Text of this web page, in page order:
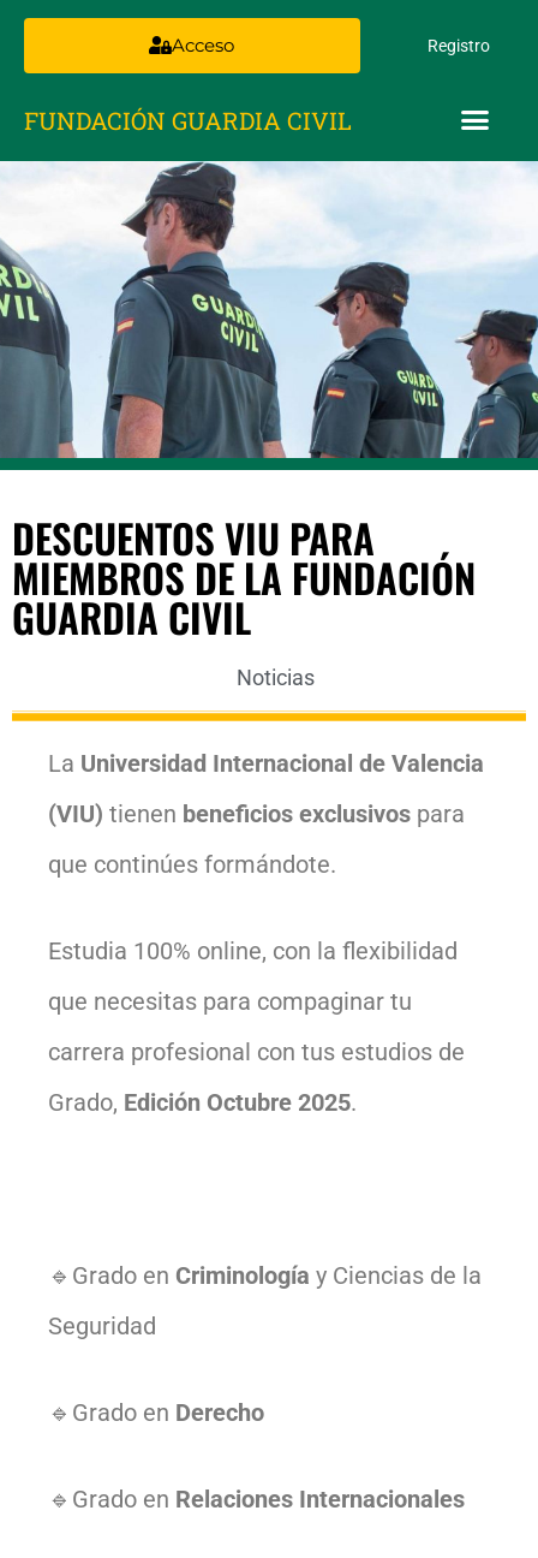
Acceso Registro
FUNDACIÓN GUARDIA CIVIL
DESCUENTOS VIU PARA
MIEMBROS DE LA FUNDACIÓN
GUARDIA CIVIL
Noticias
La Universidad Internacional de Valencia
(VIU) tienen beneficios exclusivos para
que continúes formándote.
Estudia 100% online, con la flexibilidad
que necesitas para compaginar tu
carrera profesional con tus estudios de
Grado, Edición Octubre 2025.
🔹Grado en Criminología y Ciencias de la
Seguridad
🔹Grado en Derecho
🔹Grado en Relaciones Internacionales